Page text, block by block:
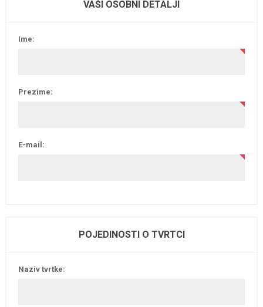
VAŠI OSOBNI DETALJI
Ime:
Prezime:
E-mail:
POJEDINOSTI O TVRTCI
Naziv tvrtke: